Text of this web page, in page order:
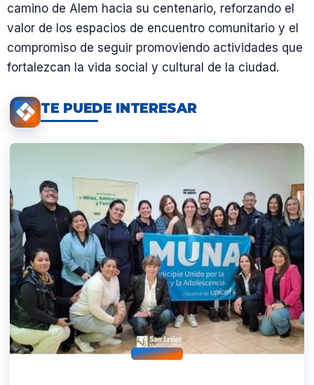
camino de Alem hacia su centenario, reforzando el
valor de los espacios de encuentro comunitario y el
compromiso de seguir promoviendo actividades que
fortalezcan la vida social y cultural de la ciudad.
TE PUEDE INTERESAR